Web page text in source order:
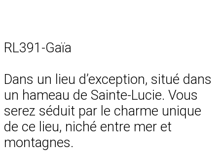
RL391-Gaïa
Dans un lieu d’exception, situé dans
un hameau de Sainte-Lucie. Vous
serez séduit par le charme unique
de ce lieu, niché entre mer et
montagnes.